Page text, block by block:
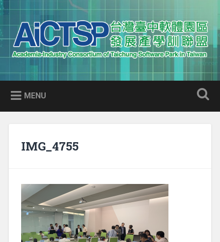
Skip
to
content
Search
AICTSP 台灣臺中軟體園區發展
產學訓聯盟
Academia-Industry Consortium of Taichung Software Park
in Taiwan
MENU
IMG_4755